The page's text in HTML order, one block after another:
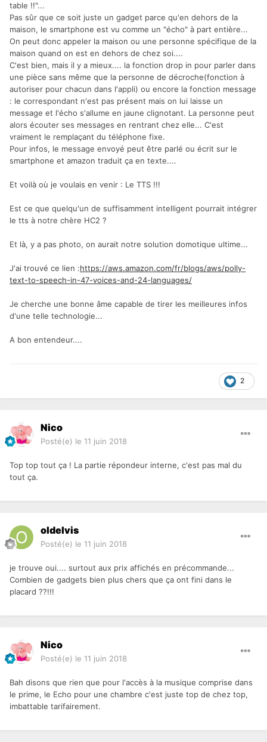
table !!"...
Pas sûr que ce soit juste un gadget parce qu'en dehors de la
maison, le smartphone est vu comme un "écho" à part entière...
On peut donc appeler la maison ou une personne spécifique de la
maison quand on est en dehors de chez soi....
C'est bien, mais il y a mieux.... la fonction drop in pour parler dans
une pièce sans même que la personne de décroche(fonction à
autoriser pour chacun dans l'appli) ou encore la fonction message
: le correspondant n'est pas présent mais on lui laisse un
message et l'écho s'allume en jaune clignotant. La personne peut
alors écouter ses messages en rentrant chez elle... C'est
vraiment le remplaçant du téléphone fixe.
Pour infos, le message envoyé peut être parlé ou écrit sur le
smartphone et amazon traduit ça en texte....
Et voilà où je voulais en venir : Le TTS !!!
Est ce que quelqu'un de suffisamment intelligent pourrait intégrer
le tts à notre chère HC2 ?
Et là, y a pas photo, on aurait notre solution domotique ultime...
J'ai trouvé ce lien :https://aws.amazon.com/fr/blogs/aws/polly-
text-to-speech-in-47-voices-and-24-languages/
Je cherche une bonne âme capable de tirer les meilleures infos
d'une telle technologie...
A bon entendeur....
2
Nico
Posté(e) le 11 juin 2018
Top top tout ça ! La partie répondeur interne, c'est pas mal du
tout ça.
oldelvis
Posté(e) le 11 juin 2018
je trouve oui.... surtout aux prix affichés en précommande...
Combien de gadgets bien plus chers que ça ont fini dans le
placard ??!!!
Nico
Posté(e) le 11 juin 2018
Bah disons que rien que pour l'accès à la musique comprise dans
le prime, le Echo pour une chambre c'est juste top de chez top,
imbattable tarifairement.